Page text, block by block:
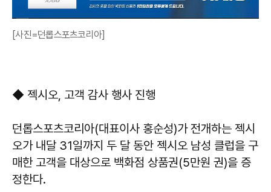
[사진=던롭스포츠코리아]
◆ 젝시오, 고객 감사 행사 진행
던롭스포츠코리아(대표이사 홍순성)가 전개하는 젝시
오가 내달 31일까지 두 달 동안 젝시오 남성 클럽을 구
매한 고객을 대상으로 백화점 상품권(5만원 권)을 증
정한다.